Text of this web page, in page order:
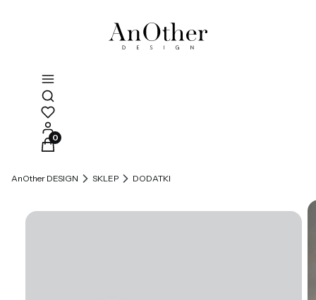
Otwórz wyszukiwarkę
Produkty w koszyku: 0. Zobacz szczegóły
AnOther DESIGN SKLEP DODATKI